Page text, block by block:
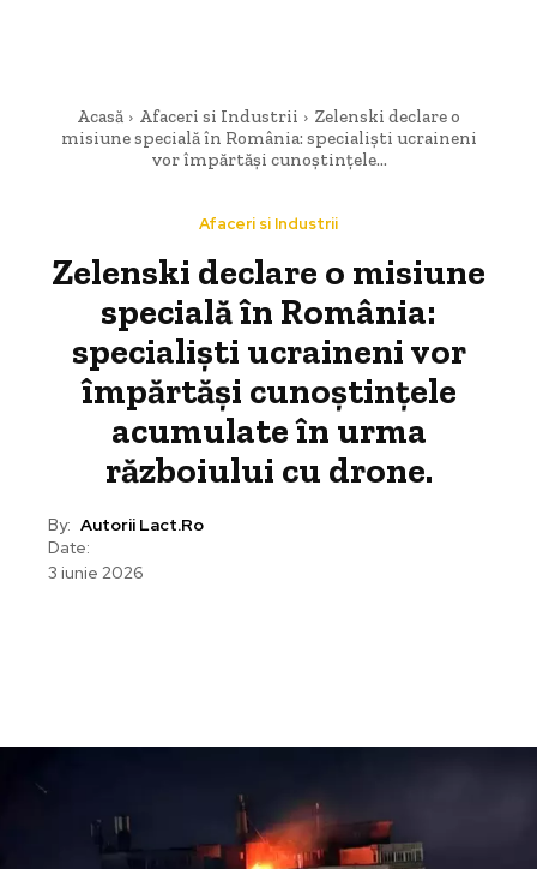
Acasă Afaceri si Industrii
Zelenski declare o
misiune specială în România: specialiști ucraineni
vor împărtăși cunoștințele...
Afaceri si Industrii
Zelenski declare o misiune
specială în România:
specialiști ucraineni vor
împărtăși cunoștințele
acumulate în urma
războiului cu drone.
By: Autorii Lact.ro
Date:
3 iunie 2026